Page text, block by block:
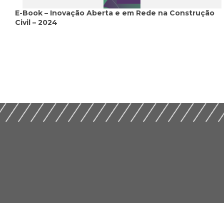
E-Book – Inovação Aberta e em Rede na Construção
Civil – 2024